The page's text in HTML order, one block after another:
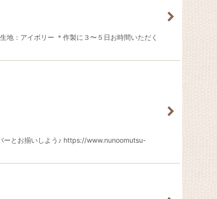
地：アイボリー ＊作製に３〜５日お時間いただく
ーとお揃いしよう♪ https://www.nunoomutsu-